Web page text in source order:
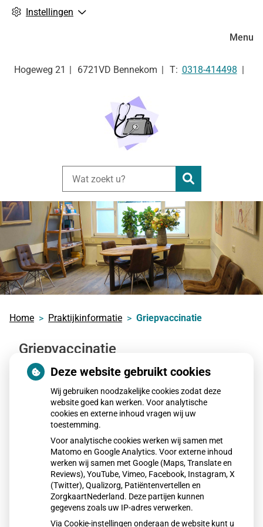
Instellingen
Hogeweg 21 6721VD Bennekom Tel:
0318-414498
Zoeken
Menu
Home Praktijkinformatie Griepvaccinatie
Griepvaccinatie
U ontvangt een uitnodiging als u hiervoor in
aanmerking komt.
In juni moeten we de verwachte aantallen al
doorgeven. Bent u 60+ of heeft u een medische
indicatie en heeft u eerder nooit een griepvaccinatie
gewild, maar wilt u zich nu toch hiervoor aanmelden
geef dit dan als het kan voor juni al door.
Meer informatie kunt u vinden op:Griepprik | RIVM
Deze website gebruikt cookies
Wij gebruiken noodzakelijke cookies zodat deze
website goed kan werken. Voor analytische
cookies en externe inhoud vragen wij uw
toestemming.
Voor analytische cookies werken wij samen met
Matomo en Google Analytics. Voor externe inhoud
werken wij samen met Google (Maps, Translate en
Reviews), YouTube, Vimeo, Facebook, Instagram, X
(Twitter), Qualizorg, Patiëntenvertellen en
ZorgkaartNederland. Deze partijen kunnen
gegevens zoals uw IP-adres verwerken.
Via Cookie-instellingen onderaan de website kunt u